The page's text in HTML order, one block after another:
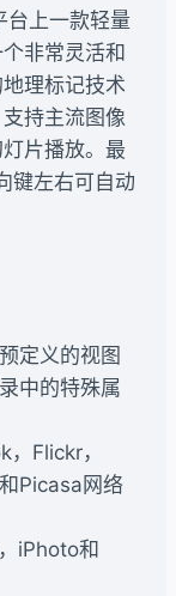
上一款轻量
非常灵活和
理标记技术
持主流图像
片播放。最
键左右可自动
定义的视图
中的特殊属
Flickr，
Picasa网络
iPhoto和